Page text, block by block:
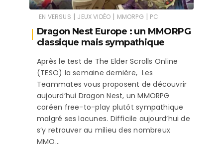
EN VERSUS | JEUX VIDÉO | MMORPG | PC
Dragon Nest Europe : un MMORPG
classique mais sympathique
Après le test de The Elder Scrolls Online
(TESO) la semaine dernière, Les
Teammates vous proposent de découvrir
aujourd’hui Dragon Nest, un MMORPG
coréen free-to-play plutôt sympathique
malgré ses lacunes. Difficile aujourd’hui de
s’y retrouver au milieu des nombreux
MMO…